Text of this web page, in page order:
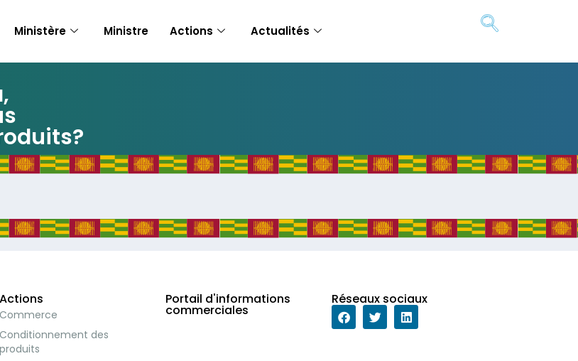
Ministère Ministre Actions Actualités
Actions
Commerce
Conditionnement des
produits
Portail d'informations
commerciales
Réseaux sociaux